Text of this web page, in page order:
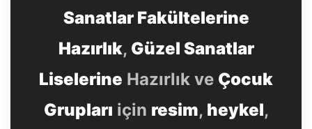
Sanatlar Fakültelerine
Hazırlık, Güzel Sanatlar
Liselerine Hazırlık ve Çocuk
Grupları için resim, heykel,